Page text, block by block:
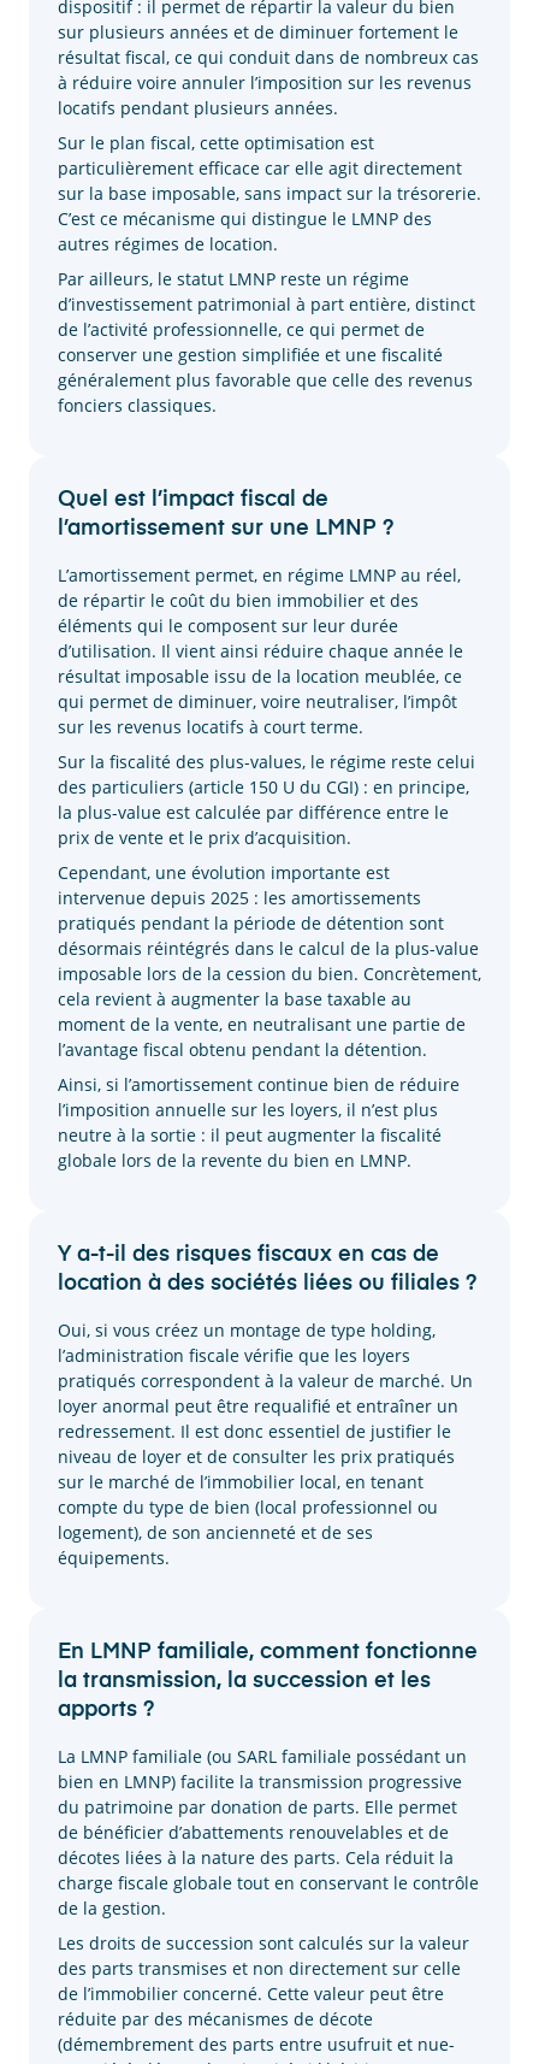
dispositif : il permet de répartir la valeur du bien
sur plusieurs années et de diminuer fortement le
résultat fiscal, ce qui conduit dans de nombreux cas
à réduire voire annuler l’imposition sur les revenus
locatifs pendant plusieurs années.
Sur le plan fiscal, cette optimisation est
particulièrement efficace car elle agit directement
sur la base imposable, sans impact sur la trésorerie.
C’est ce mécanisme qui distingue le LMNP des
autres régimes de location.
Par ailleurs, le statut LMNP reste un régime
d’investissement patrimonial à part entière, distinct
de l’activité professionnelle, ce qui permet de
conserver une gestion simplifiée et une fiscalité
généralement plus favorable que celle des revenus
fonciers classiques.
Quel est l’impact fiscal de
l’amortissement sur une LMNP ?
L’amortissement permet, en régime LMNP au réel,
de répartir le coût du bien immobilier et des
éléments qui le composent sur leur durée
d’utilisation. Il vient ainsi réduire chaque année le
résultat imposable issu de la location meublée, ce
qui permet de diminuer, voire neutraliser, l’impôt
sur les revenus locatifs à court terme.
Sur la fiscalité des plus-values, le régime reste celui
des particuliers (article 150 U du CGI) : en principe,
la plus-value est calculée par différence entre le
prix de vente et le prix d’acquisition.
Cependant, une évolution importante est
intervenue depuis 2025 : les amortissements
pratiqués pendant la période de détention sont
désormais réintégrés dans le calcul de la plus-value
imposable lors de la cession du bien. Concrètement,
cela revient à augmenter la base taxable au
moment de la vente, en neutralisant une partie de
l’avantage fiscal obtenu pendant la détention.
Ainsi, si l’amortissement continue bien de réduire
l’imposition annuelle sur les loyers, il n’est plus
neutre à la sortie : il peut augmenter la fiscalité
globale lors de la revente du bien en LMNP.
Y a-t-il des risques fiscaux en cas de
location à des sociétés liées ou filiales ?
Oui, si vous créez un montage de type holding,
l’administration fiscale vérifie que les loyers
pratiqués correspondent à la valeur de marché. Un
loyer anormal peut être requalifié et entraîner un
redressement. Il est donc essentiel de justifier le
niveau de loyer et de consulter les prix pratiqués
sur le marché de l’immobilier local, en tenant
compte du type de bien (local professionnel ou
logement), de son ancienneté et de ses
équipements.
En LMNP familiale, comment fonctionne
la transmission, la succession et les
apports ?
La LMNP familiale (ou SARL familiale possédant un
bien en LMNP) facilite la transmission progressive
du patrimoine par donation de parts. Elle permet
de bénéficier d’abattements renouvelables et de
décotes liées à la nature des parts. Cela réduit la
charge fiscale globale tout en conservant le contrôle
de la gestion.
Les droits de succession sont calculés sur la valeur
des parts transmises et non directement sur celle
de l’immobilier concerné. Cette valeur peut être
réduite par des mécanismes de décote
(démembrement des parts entre usufruit et nue-